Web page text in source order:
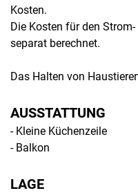
Kosten.
Die Kosten für den
separat berechnet.
Das Halten von
AUSSTATTUNG
- Kleine Küchenzeile
- Balkon
LAGE